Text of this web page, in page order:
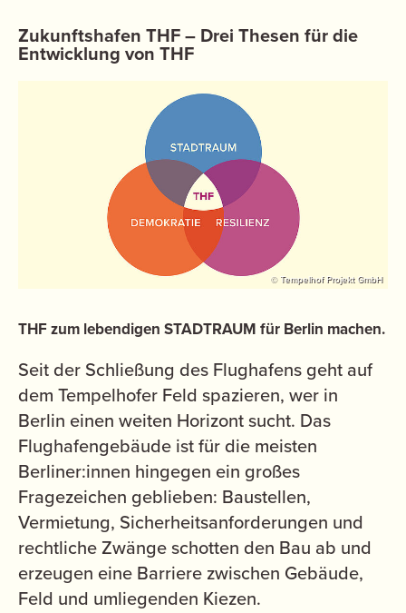
Zukunftshafen THF – Drei Thesen für die
Entwicklung von THF
© Tempelhof Projekt GmbH
THF zum lebendigen STADTRAUM für Berlin machen.
Seit der Schließung des Flughafens geht auf
dem Tempelhofer Feld spazieren, wer in
Berlin einen weiten Horizont sucht. Das
Flughafengebäude ist für die meisten
Berliner:innen hingegen ein großes
Fragezeichen geblieben: Baustellen,
Vermietung, Sicherheitsanforderungen und
rechtliche Zwänge schotten den Bau ab und
erzeugen eine Barriere zwischen Gebäude,
Feld und umliegenden Kiezen.